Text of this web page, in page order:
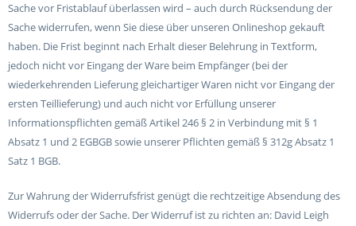
Sache vor Fristablauf überlassen wird – auch durch Rücksendung der
Sache widerrufen, wenn Sie diese über unseren Onlineshop gekauft
haben. Die Frist beginnt nach Erhalt dieser Belehrung in Textform,
jedoch nicht vor Eingang der Ware beim Empfänger (bei der
wiederkehrenden Lieferung gleichartiger Waren nicht vor Eingang der
ersten Teillieferung) und auch nicht vor Erfüllung unserer
Informationspflichten gemäß Artikel 246 § 2 in Verbindung mit § 1
Absatz 1 und 2 EGBGB sowie unserer Pflichten gemäß § 312g Absatz 1
Satz 1 BGB.
Zur Wahrung der Widerrufsfrist genügt die rechtzeitige Absendung des
Widerrufs oder der Sache. Der Widerruf ist zu richten an: David Leigh